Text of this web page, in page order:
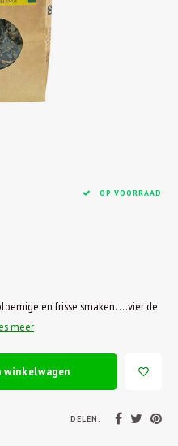
OP VOORRAAD
en frisse smaken. ...vier de
meer
winkelwagen
DELEN: